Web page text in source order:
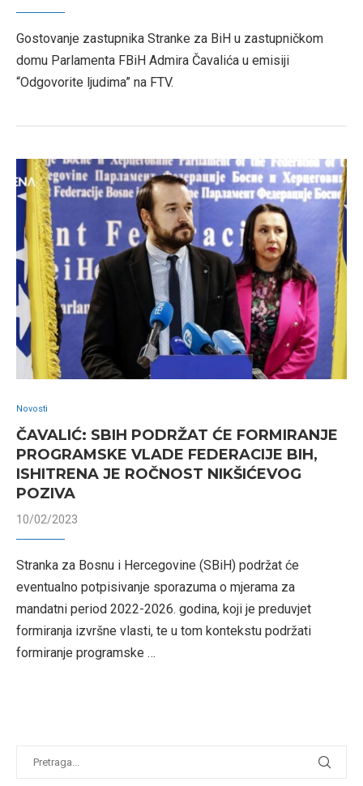
Gostovanje zastupnika Stranke za BiH u zastupničkom
domu Parlamenta FBiH Admira Čavalića u emisiji
“Odgovorite ljudima” na FTV.
Novosti
ČAVALIĆ: SBIH PODRŽAT ĆE FORMIRANJE
PROGRAMSKE VLADE FEDERACIJE BIH,
ISHITRENA JE ROČNOST NIKŠIĆEVOG
POZIVA
10/02/2023
Stranka za Bosnu i Hercegovine (SBiH) podržat će
eventualno potpisivanje sporazuma o mjerama za
mandatni period 2022-2026. godina, koji je preduvjet
formiranja izvršne vlasti, te u tom kontekstu podržati
formiranje programske …